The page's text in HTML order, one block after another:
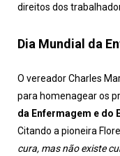
direitos dos
Dia Mundial da
O vereador Charles
para homenagear os
da Enfermagem e do
Citando a pioneira
cura, mas não existe